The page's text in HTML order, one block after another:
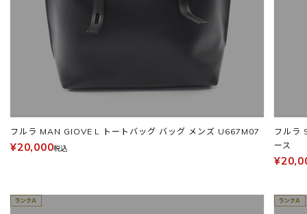
フルラ MAN GIOVE L トートバッグ バッグ メンズ U667M07
¥20,000税込
フルラ
ース